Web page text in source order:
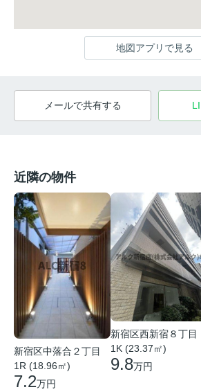
地図アプリで見る
メールで共有する
近隣の物件
新宿区中落合２丁目
1R (18.96㎡)
7.2万円
新宿区西新宿８丁目
1K (23.37㎡)
9.8万円